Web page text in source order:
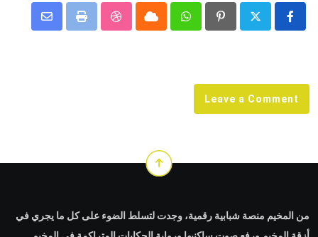
Pinterest
Whatsapp
Cloud
StumbleUpon
Print
Share
Leave a Comment
من المخيم منصة شبابية رقمية، وجدت لتسلط الضوء على كل ما يجري في